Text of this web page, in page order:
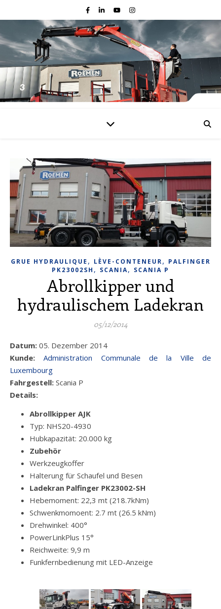
GRUE HYDRAULIQUE , LÈVE-CONTENEUR, PALFINGER
PK23002SH , SCANIA, SCANIA P
Abrollkipper und
hydraulischem Ladekran
05/12/2014
Datum: 05. Dezember 2014
Kunde:Administration Communale de la Ville de
Luxembourg
Fahrgestell: Scania P
Details:
Abrollkipper AJK
Typ: NHS20-4930
Hubkapazität: 20.000 kg
Zubehör
Werkzeugkoffer
Halterung für Schaufel und Besen
Ladekran Palfinger PK23002-SH
Hebemoment: 22,3 mt (218.7kNm)
Schwenkmomoent: 2.7 mt (26.5 kNm)
Drehwinkel: 400°
PowerLinkPlus 15°
Reichweite: 9,9 m
Funkfernbedienung mit LED-Anzeige